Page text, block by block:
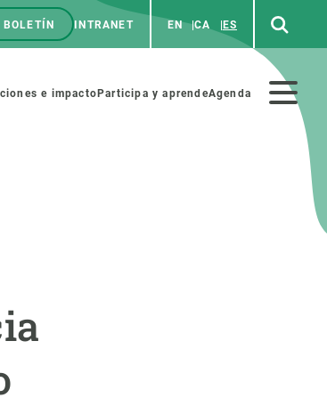
INTRANET EN CA ES
e impacto Participa y aprendeAgenda